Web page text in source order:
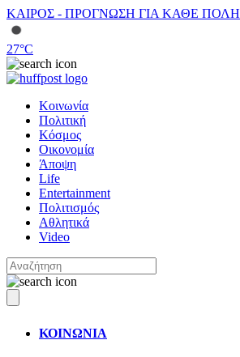
ΚΑΙΡΟΣ - ΠΡΟΓΝΩΣΗ ΓΙΑ ΚΑΘΕ ΠΟΛΗ
27°C
Κοινωνία
Πολιτική
Κόσμος
Οικονομία
Άποψη
Life
Entertainment
Πολιτισμός
Αθλητικά
Video
ΚΟΙΝΩΝΙΑ